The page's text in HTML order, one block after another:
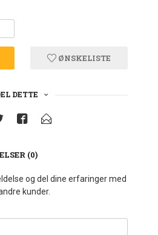
ØNSKELISTE
DETTE
(0)
og del dine erfaringer med
kunder.